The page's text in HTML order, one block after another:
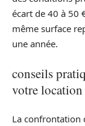
écart de 40 à 50
même surface
une année.
conseils
votre location
La confrontation